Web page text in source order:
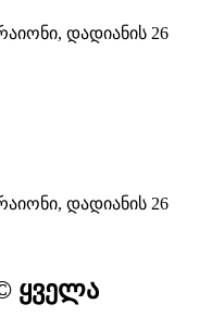
დადიანის 26
დადიანის 26
ყველა